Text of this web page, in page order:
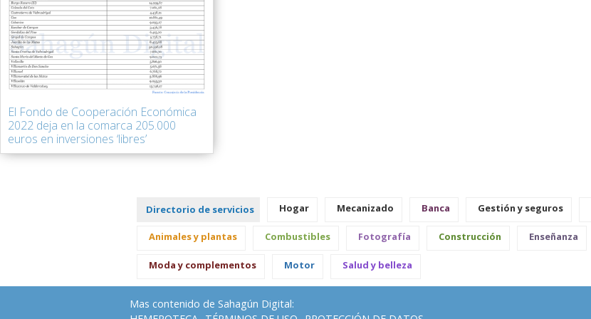
El Fondo de Cooperación Económica
2022 deja en la comarca 205.000
euros en inversiones ‘libres’
Directorio de servicios Hogar Mecanizado Banca Gestión y seguros
Animales y plantas Combustibles Fotografía Construcción Enseñanza
Moda y complementos Motor Salud y belleza
Mas contenido de Sahagún Digital: